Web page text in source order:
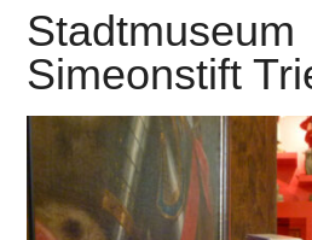
Stadtmuseum
Simeonstift